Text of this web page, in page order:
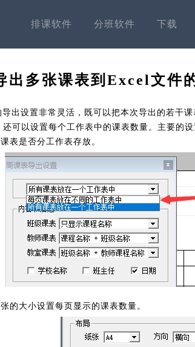
排课软件 分班软件 下载
出多张课表到Excel文件
出设置非常灵活，既可以把本次导出的若干
可以设置每个工作表中的课表数量。主要的设
表是否分工作表存放。
的大小设置每页显示的课表数量。